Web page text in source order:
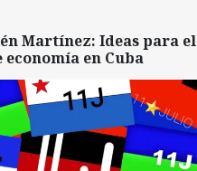
Martínez: Ideas para el
economía en Cuba